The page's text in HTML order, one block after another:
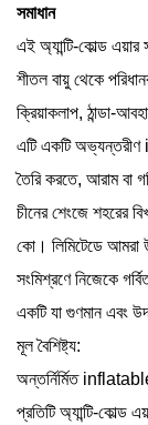
সমাধান
এই অ্যান্টি-কোল্ড
শীতল বায়ু থেকে
ক্রিয়াকলাপ, ঠান্ডা-
এটি একটি
তৈরি করতে, আরাম বা
চীনের শেংজে শহরের
কো। লিমিটেডে আমরা
সংমিশ্রণে নিজেকে
একটি যা গুণমান এবং
মূল বৈশিষ্ট্য:
অন্তর্নির্মিত
প্রতিটিঅ্যান্টি-কোল্ড